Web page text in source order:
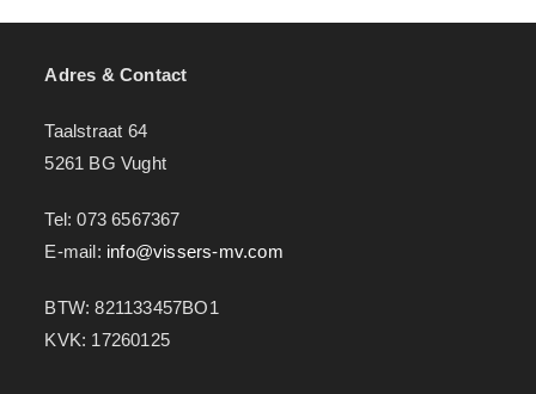
Adres & Contact
Taalstraat 64
5261 BG Vught
Tel: 073 6567367
E-mail: info@vissers-mv.com
BTW: 821133457BO1
KVK: 17260125